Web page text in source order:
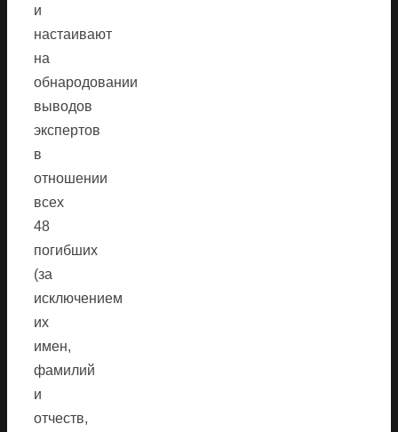
и
настаивают
на
обнародовании
выводов
экспертов
в
отношении
всех
48
погибших
(за
исключением
их
имен,
фамилий
и
отчеств,